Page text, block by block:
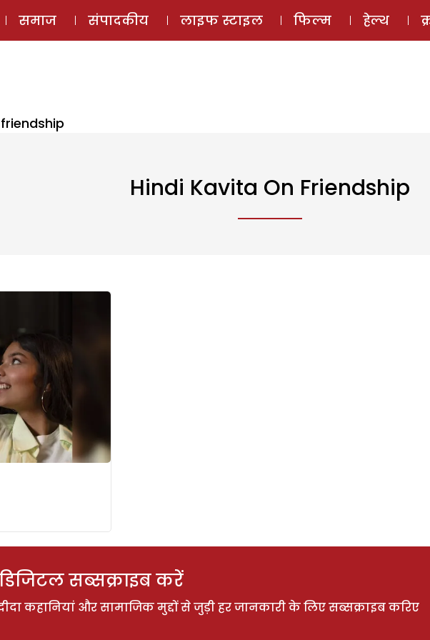
ई-मैगज़ीन
समाज संपादकीय लाइफ स्टाइल फिल्म हेल्थ
Hindi Kavita On Friendship
सब्सक्राइब करें
कहानियां और सामाजिक मुद्दों से जुड़ी हर जानकारी के लिए सब्सक्राइब करिए